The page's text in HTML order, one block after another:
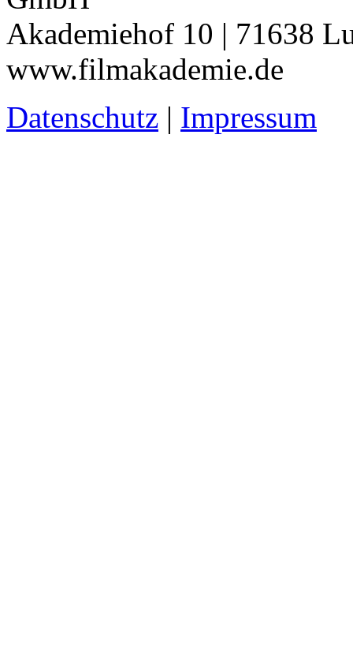
Akademiehof 10 | 71638
www.filmakademie.de
Datenschutz | Impressum